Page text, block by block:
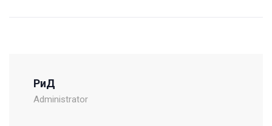
РиД
Administrator